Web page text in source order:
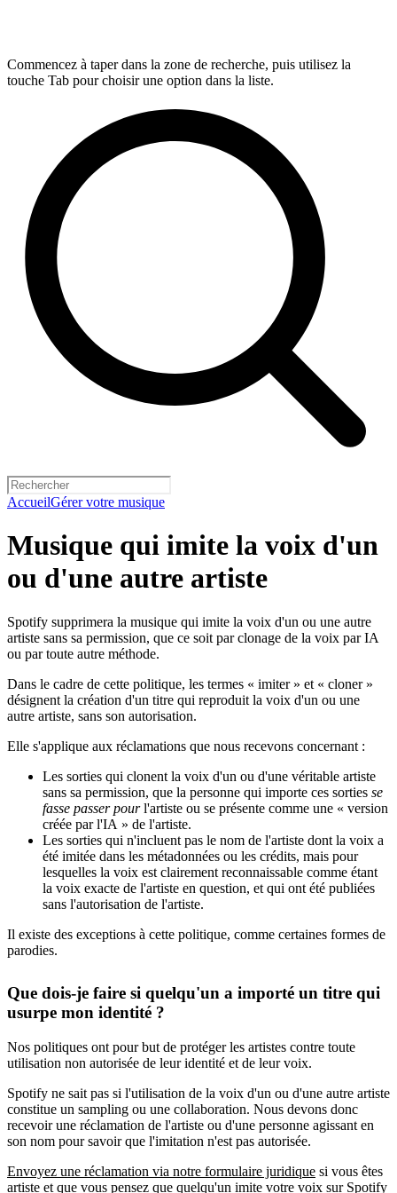
Commencez à taper dans la zone de recherche, puis utilisez la
touche Tab pour choisir une option dans la liste.
AccueilGérer votre musique
Musique qui imite la voix d'un
ou d'une autre artiste
Spotify supprimera la musique qui imite la voix d'un ou une autre
artiste sans sa permission, que ce soit par clonage de la voix par IA
ou par toute autre méthode.
Dans le cadre de cette politique, les termes « imiter » et « cloner »
désignent la création d'un titre qui reproduit la voix d'un ou une
autre artiste, sans son autorisation.
Elle s'applique aux réclamations que nous recevons concernant :
Les sorties qui clonent la voix d'un ou d'une véritable artiste
sans sa permission, que la personne qui importe ces sorties se
fasse passer pourl'artiste ou se présente comme une « version
créée par l'IA » de l'artiste.
Les sorties qui n'incluent pas le nom de l'artiste dont la voix a
été imitée dans les métadonnées ou les crédits, mais pour
lesquelles la voix est clairement reconnaissable comme étant
la voix exacte de l'artiste en question, et qui ont été publiées
sans l'autorisation de l'artiste.
Il existe des exceptions à cette politique, comme certaines formes de
parodies.
Que dois-je faire si quelqu'un a importé un titre qui
usurpe mon identité ?
Nos politiques ont pour but de protéger les artistes contre toute
utilisation non autorisée de leur identité et de leur voix.
Spotify ne sait pas si l'utilisation de la voix d'un ou d'une autre artiste
constitue un sampling ou une collaboration. Nous devons donc
recevoir une réclamation de l'artiste ou d'une personne agissant en
son nom pour savoir que l'imitation n'est pas autorisée.
Envoyez une réclamation via notre formulaire juridique si vous êtes
artiste et que vous pensez que quelqu'un imite votre voix sur Spotify